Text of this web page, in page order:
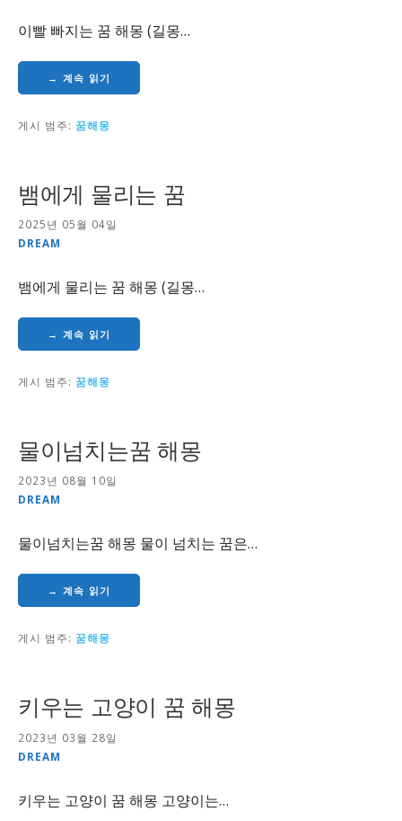
이빨 빠지는 꿈 해몽 (길몽…
→ 계속 읽기
게시 범주: 꿈해몽
뱀에게 물리는 꿈
2025년 05월 04일
DREAM
뱀에게 물리는 꿈 해몽 (길몽…
→ 계속 읽기
게시 범주: 꿈해몽
물이넘치는꿈 해몽
2023년 08월 10일
DREAM
물이넘치는꿈 해몽 물이 넘치는 꿈은…
→ 계속 읽기
게시 범주: 꿈해몽
키우는 고양이 꿈 해몽
2023년 03월 28일
DREAM
키우는 고양이 꿈 해몽 고양이는…